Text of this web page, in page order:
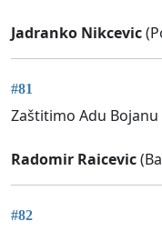
Jadranko Nikcevic
#81
Zaštitimo Adu Bojanu
Radomir Raicevic
#82